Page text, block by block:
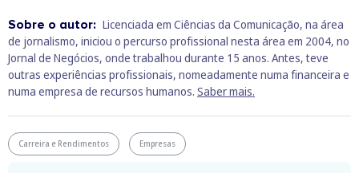
Sobre o autor: Licenciada em Ciências da Comunicação, na área
de jornalismo, iniciou o percurso profissional nesta área em 2004, no
Jornal de Negócios, onde trabalhou durante 15 anos. Antes, teve
outras experiências profissionais, nomeadamente numa financeira e
numa empresa de recursos humanos. Saber mais.
Carreira e Rendimentos Empresas